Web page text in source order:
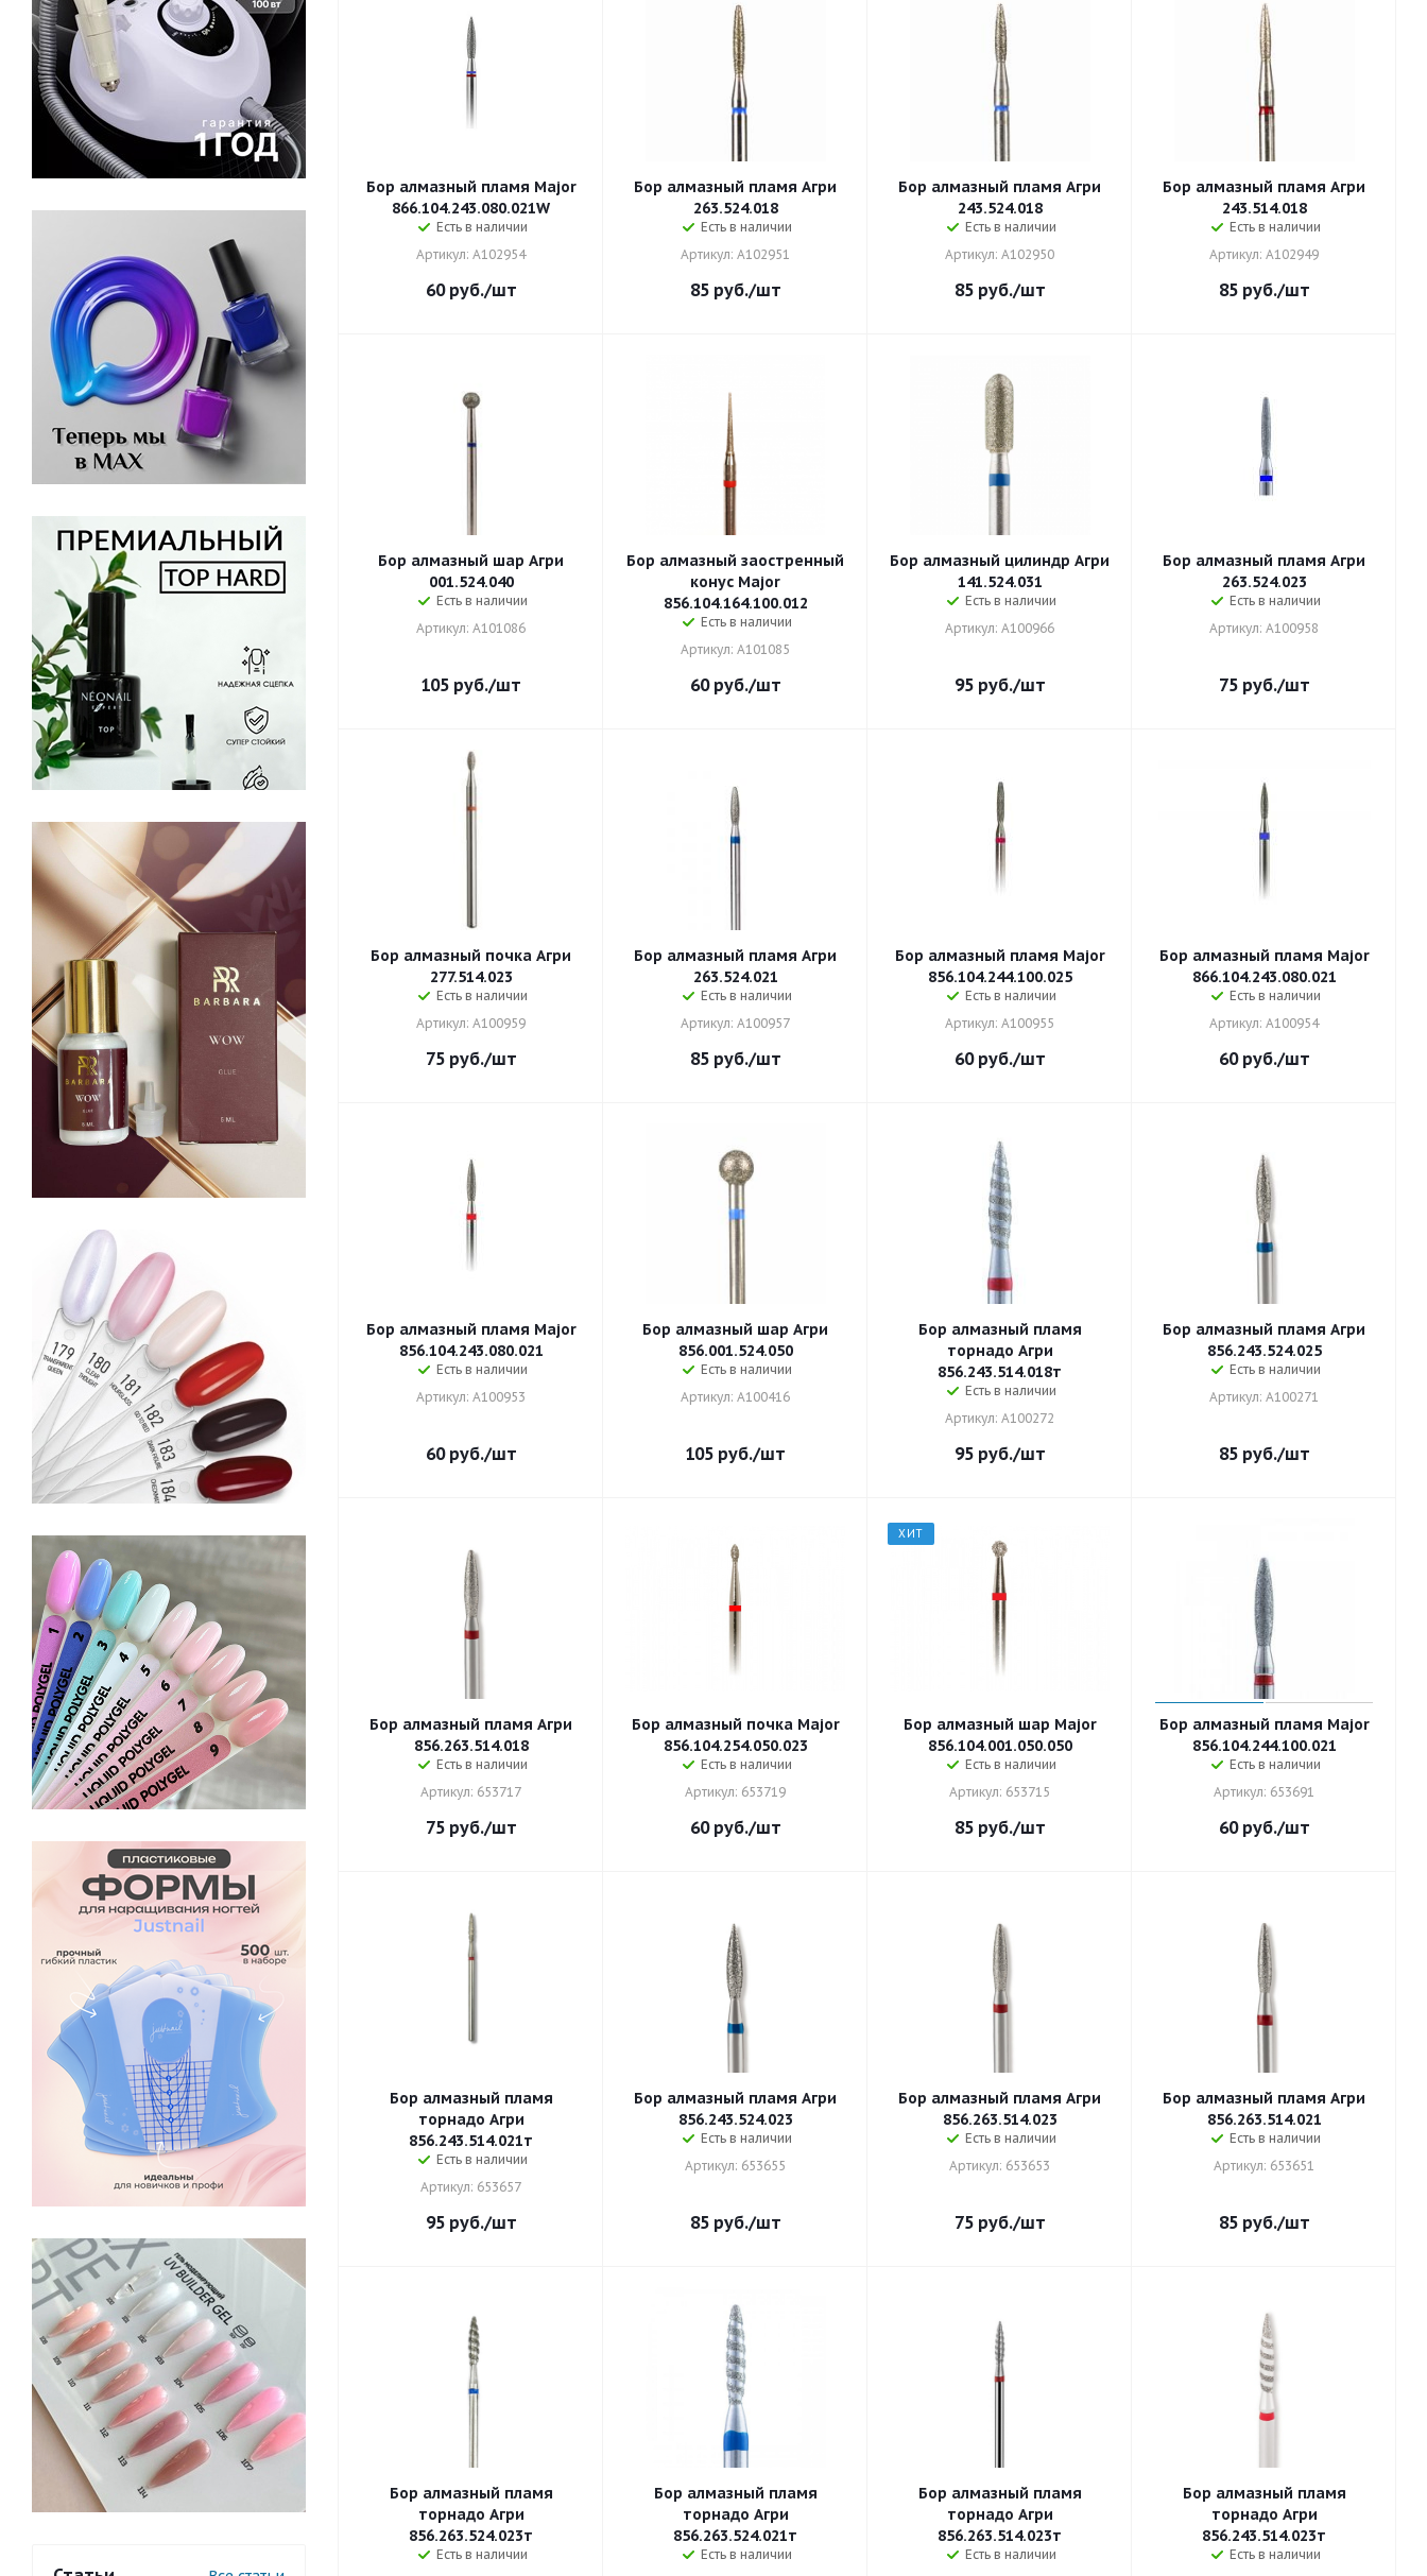
Бор алмазный пламя Major
866.104.243.080.021W
Есть в наличии
Артикул: A102954
60руб./шт
Бор алмазный пламя Агри
263.524.018
Есть в наличии
Артикул: A102951
85руб./шт
Бор алмазный пламя Агри
243.524.018
Есть в наличии
Артикул: A102950
85руб./шт
Бор алмазный пламя Агри
243.514.018
Есть в наличии
Артикул: A102949
85руб./шт
Бор алмазный шар Агри
001.524.040
Есть в наличии
Артикул: A101086
105 руб./шт
Бор алмазный заостренный
конус Major
856.104.164.100.012
Есть в наличии
Артикул: A101085
60руб./шт
Бор алмазный цилиндр Агри
141.524.031
Есть в наличии
Артикул: A100966
95руб./шт
Бор алмазный пламя Агри
263.524.023
Есть в наличии
Артикул: A100958
75руб./шт
Бор алмазный почка Агри
277.514.023
Есть в наличии
Артикул: A100959
75руб./шт
Бор алмазный пламя Агри
263.524.021
Есть в наличии
Артикул: A100957
85руб./шт
Бор алмазный пламя Major
856.104.244.100.025
Есть в наличии
Артикул: A100955
60руб./шт
Бор алмазный пламя Major
866.104.243.080.021
Есть в наличии
Артикул: A100954
60руб./шт
Бор алмазный пламя Major
856.104.243.080.021
Есть в наличии
Артикул: A100953
60руб./шт
Бор алмазный шар Агри
856.001.524.050
Есть в наличии
Артикул: A100416
105 руб./шт
Бор алмазный пламя
торнадо Агри
856.243.514.018т
Есть в наличии
Артикул: A100272
95руб./шт
Бор алмазный пламя Агри
856.243.524.025
Есть в наличии
Артикул: A100271
85руб./шт
Бор алмазный пламя Агри
856.263.514.018
Есть в наличии
Артикул: 653717
75руб./шт
Бор алмазный почка Major
856.104.254.050.023
Есть в наличии
Артикул: 653719
60руб./шт
ХИТ
Бор алмазный шар Major
856.104.001.050.050
Есть в наличии
Артикул: 653715
85руб./шт
Бор алмазный пламя Major
856.104.244.100.021
Есть в наличии
Артикул: 653691
60руб./шт
Бор алмазный пламя
торнадо Агри
856.243.514.021т
Есть в наличии
Артикул: 653657
95руб./шт
Бор алмазный пламя Агри
856.243.524.023
Есть в наличии
Артикул: 653655
85руб./шт
Бор алмазный пламя Агри
856.263.514.023
Есть в наличии
Артикул: 653653
75руб./шт
Бор алмазный пламя Агри
856.263.514.021
Есть в наличии
Артикул: 653651
85руб./шт
Бор алмазный пламя
торнадо Агри
856.263.524.023т
Есть в наличии
Бор алмазный пламя
торнадо Агри
856.263.524.021т
Есть в наличии
Бор алмазный пламя
торнадо Агри
856.263.514.023т
Есть в наличии
Бор алмазный пламя
торнадо Агри
856.243.514.023т
Есть в наличии